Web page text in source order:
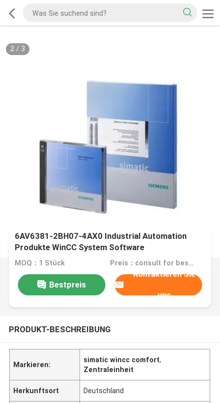
2/ 3
6AV6381-2BH07-4AX0 Industrial Automation
Produkte WinCC System Software
MOQ：1 Stück Preis：consult for best discount
Bestpreis
Kontaktieren Sie
uns
PRODUKT-BESCHREIBUNG
Markieren:
simatic wincc comfort,
Zentraleinheit
Herkunftsort Deutschland